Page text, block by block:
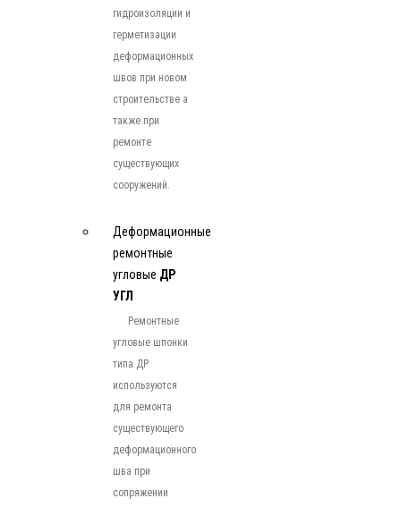
гидроизоляции и
герметизации
деформационных
швов при новом
строительстве а
также при
ремонте
существующих
сооружений.
Деформационные
ремонтные
угловые ДР
УГЛ
Ремонтные
угловые шпонки
типа ДР
используются
для ремонта
существующего
деформационного
шва при
сопряжении